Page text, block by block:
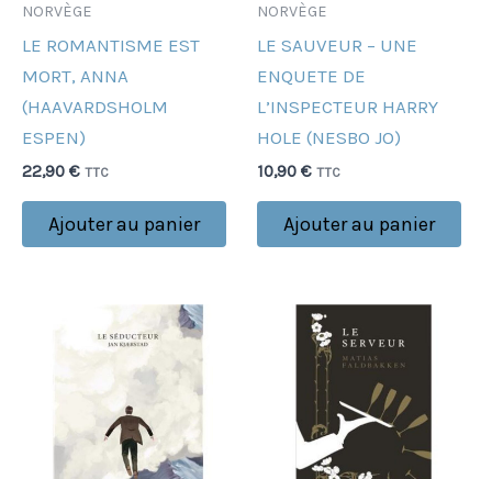
NORVÈGE
LE ROMANTISME EST
MORT, ANNA
(HAAVARDSHOLM
ESPEN)
22,90 € TTC
Ajouter au panier
NORVÈGE
LE SAUVEUR – UNE
ENQUETE DE
L’INSPECTEUR HARRY
HOLE (NESBO JO)
10,90 € TTC
Ajouter au panier